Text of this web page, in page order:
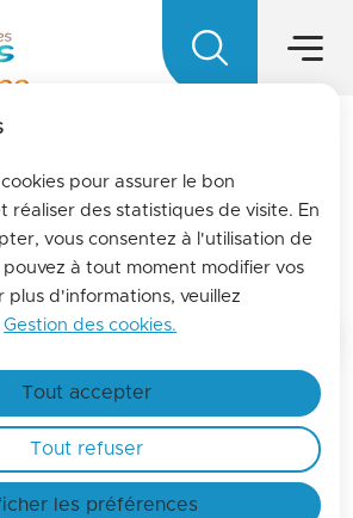
pour assurer le bon
réaliser des statistiques de visite. En
vous consentez à l'utilisation de
pouvez à tout moment modifier vos
plus d'informations, veuillez
Gestion des cookies.
les préférences
Tout accepter
Tout refuser
à la
contenu
principal
Aller au
sitemap
informés de l'actualités de La
inscrivez-vous à la lettre
l'office de tourisme !
Tourisme - Office
Menu
Zoom on image